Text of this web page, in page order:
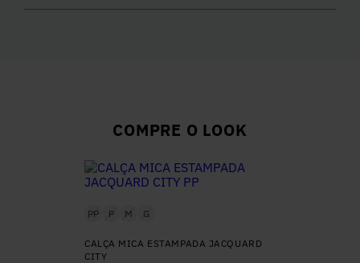
COMPRE O LOOK
PP P M G
CALÇA MICA ESTAMPADA JACQUARD
CITY